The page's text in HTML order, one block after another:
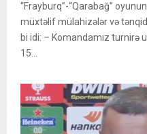
“Frayburq”-“Qarabağ”
müxtəlif mülahizələr və
bi idi: – Komandamız turnirə
15...